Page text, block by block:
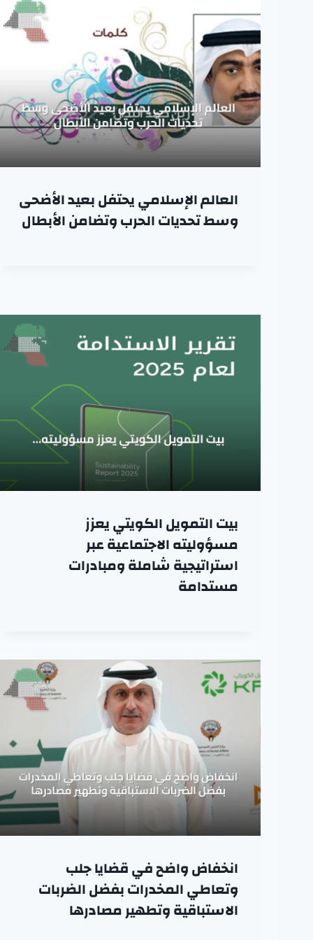
العالم الإسلامي يحتفل بعيد الأضحى
وسط تحديات الحرب وتضامن الأبطال
بيت التمويل الكويتي يعزز
مسؤوليته الاجتماعية عبر
استراتيجية شاملة ومبادرات
مستدامة
انخفاض واضح في قضايا جلب
وتعاطي المخدرات بفضل الضربات
الاستباقية وتطهير مصادرها